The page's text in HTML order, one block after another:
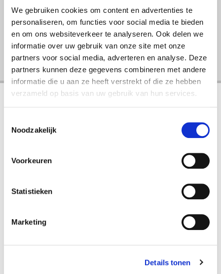
We gebruiken cookies om content en advertenties te
personaliseren, om functies voor social media te bieden
en om ons websiteverkeer te analyseren. Ook delen we
informatie over uw gebruik van onze site met onze
partners voor social media, adverteren en analyse. Deze
partners kunnen deze gegevens combineren met andere
informatie die u aan ze heeft verstrekt of die ze hebben
verzameld op basis van uw gebruik van hun services.
Noodzakelijk
Voorkeuren
Statistieken
Marketing
Details tonen
Ga naar activatiepakket
GEMBA WALK
5S UITROL
5S ACTIVATIEPAKKET
5S DIY PAKKET